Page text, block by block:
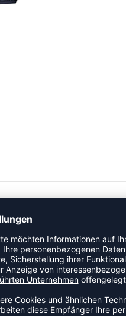
Dieses Modell
oder der